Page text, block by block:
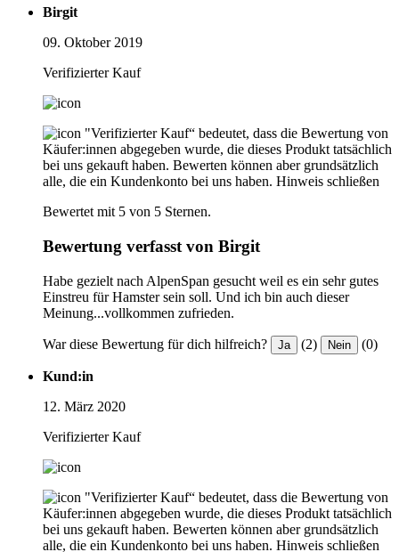
Birgit
09. Oktober 2019
Verifizierter Kauf
"Verifizierter Kauf“ bedeutet, dass die Bewertung von
Käufer:innen abgegeben wurde, die dieses Produkt tatsächlich
bei uns gekauft haben. Bewerten können aber grundsätzlich
alle, die ein Kundenkonto bei uns haben. Hinweis schließen
Bewertet mit 5 von 5 Sternen.
Bewertung verfasst von Birgit
Habe gezielt nach AlpenSpan gesucht weil es ein sehr gutes
Einstreu für Hamster sein soll. Und ich bin auch dieser
Meinung...vollkommen zufrieden.
War diese Bewertung für dich hilfreich? Ja (2) Nein (0)
Kund:in
12. März 2020
Verifizierter Kauf
"Verifizierter Kauf“ bedeutet, dass die Bewertung von
Käufer:innen abgegeben wurde, die dieses Produkt tatsächlich
bei uns gekauft haben. Bewerten können aber grundsätzlich
alle, die ein Kundenkonto bei uns haben. Hinweis schließen